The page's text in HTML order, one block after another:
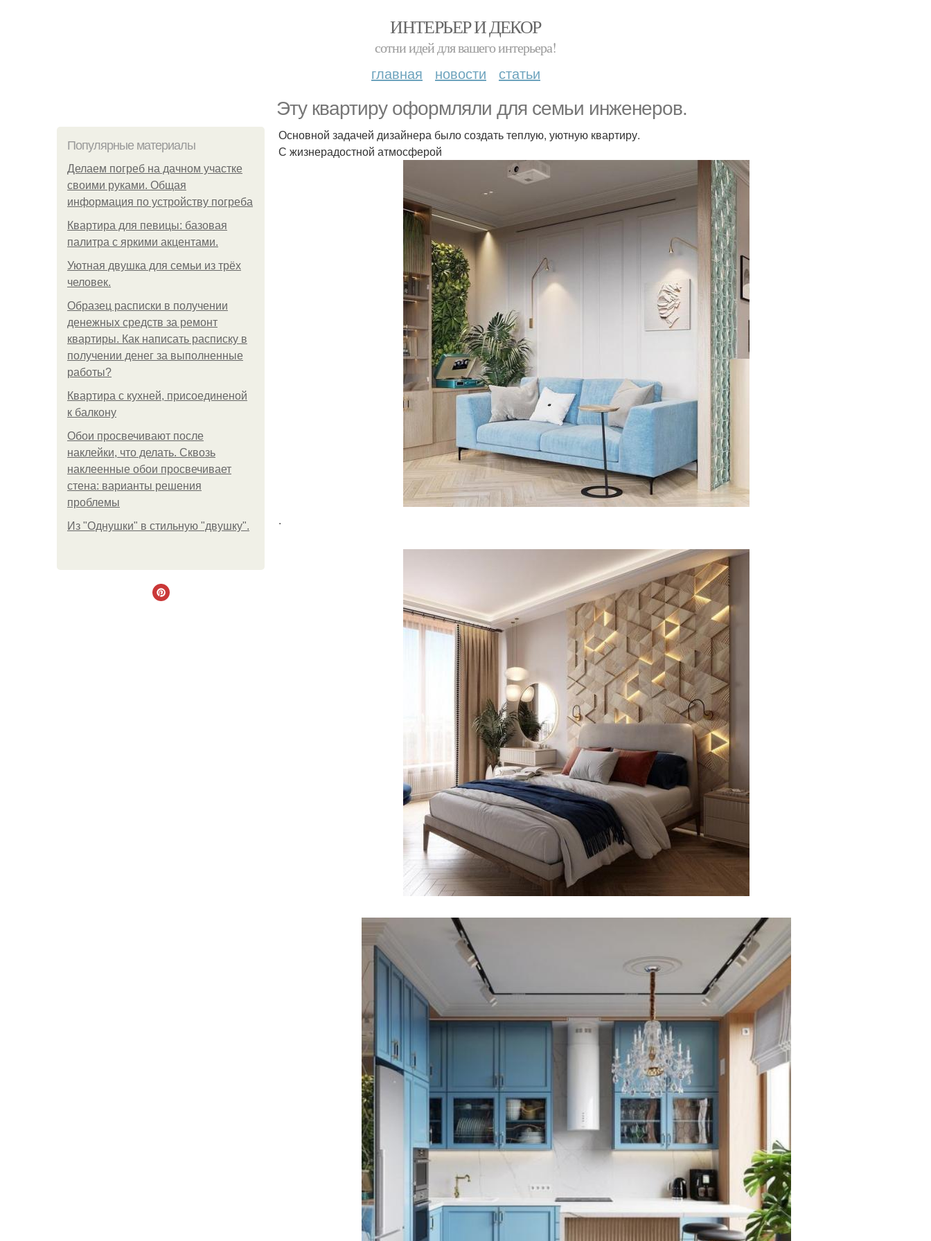
ИНТЕРЬЕР И ДЕКОР
сотни идей для вашего интерьера!
главная новости статьи
Эту квартиру оформляли для семьи инженеров.
Популярные материалы
Делаем погреб на дачном участке
своими руками. Общая
информация по устройству погреба
Квартира для певицы: базовая
палитра с яркими акцентами.
Уютная двушка для семьи из трёх
человек.
Образец расписки в получении
денежных средств за ремонт
квартиры. Как написать расписку в
получении денег за выполненные
работы?
Квартира с кухней, присоединеной
к балкону
Обои просвечивают после
наклейки, что делать. Сквозь
наклеенные обои просвечивает
стена: варианты решения
проблемы
Из "Однушки" в стильную "двушку".
Основной задачей дизайнера было создать теплую, уютную квартиру.
С жизнерадостной атмосферой
.